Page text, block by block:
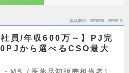
掲載期間 26/08/06～26/08/19
社員/年収600万～】PJ完
から選べるCSO最大